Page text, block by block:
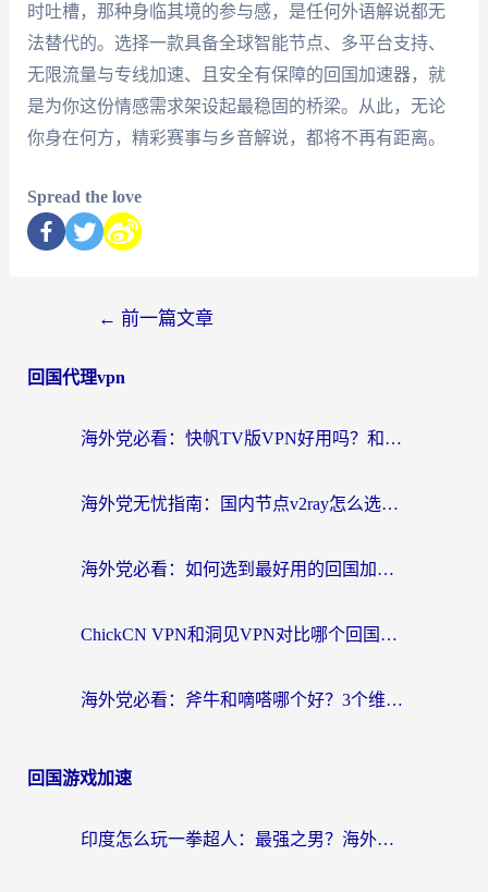
时吐槽，那种身临其境的参与感，是任何外语解说都无
法替代的。选择一款具备全球智能节点、多平台支持、
无限流量与专线加速、且安全有保障的回国加速器，就
是为你这份情感需求架设起最稳固的桥梁。从此，无论
你身在何方，精彩赛事与乡音解说，都将不再有距离。
Spread the love
← 前一篇文章
回国代理vpn
海外党必看：快帆TV版VPN好用吗？和快游VPN对比哪个回国效果更好？附实用避坑指南
海外党无忧指南：国内节点v2ray怎么选？一键回国VPN+多场景实测帮你避坑
海外党必看：如何选到最好用的回国加速器？从节点到售后的全维度指南
ChickCN VPN和洞见VPN对比哪个回国效果更好？海外党亲测3款加速器+避坑指南
海外党必看：斧牛和嘀嗒哪个好？3个维度教你选对回国加速器
回国游戏加速
印度怎么玩一拳超人：最强之男？海外党国服游戏加速避坑指南